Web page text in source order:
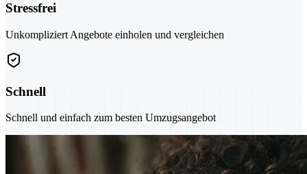
Stressfrei
Unkompliziert Angebote einholen und vergleichen
Schnell
Schnell und einfach zum besten Umzugsangebot